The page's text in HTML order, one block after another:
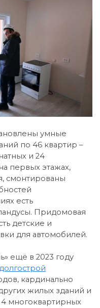
умные
по 46 квартир –
и 24
первых этажах,
смонтированы
есть
Придомовая
детские и
для автомобилей.
ещё в 2023 году
кардинально
жилых зданий и
4 многоквартирных